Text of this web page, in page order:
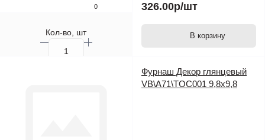
0
Кол-во, шт
326.00р/шт
В корзину
Фурнаш Декор глянцевый
VB\A71\TOC001 9,8х9,8